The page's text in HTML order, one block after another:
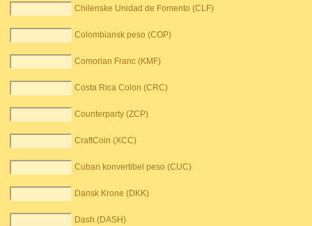
Chilenske Unidad de Fomento (CLF)
Colombiansk peso (COP)
Comorian Franc (KMF)
Costa Rica Colon (CRC)
Counterparty (ZCP)
CraftCoin (XCC)
Cuban konvertibel peso (CUC)
Dansk Krone (DKK)
Dash (DASH)